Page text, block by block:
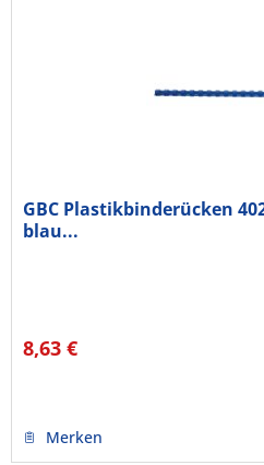
GBC Plastikbinderücken
blau...
8,63 €
Merken